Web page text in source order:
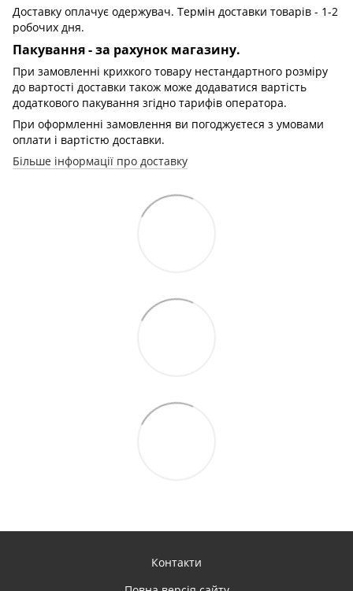
Доставку оплачує одержувач. Термін доставки товарів - 1-2
робочих дня.
Пакування - за рахунок магазину.
При замовленні крихкого товару нестандартного розміру
до вартості доставки також може додаватися вартість
додаткового пакування згідно тарифів оператора.
При оформленні замовлення ви погоджуєтеся з умовами
оплати і вартістю доставки.
Більше інформації про доставку
Контакти